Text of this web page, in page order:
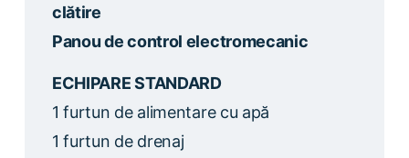
clătire
Panou de control electromecanic
ECHIPARE STANDARD
1 furtun de alimentare cu apă
1 furtun de drenaj